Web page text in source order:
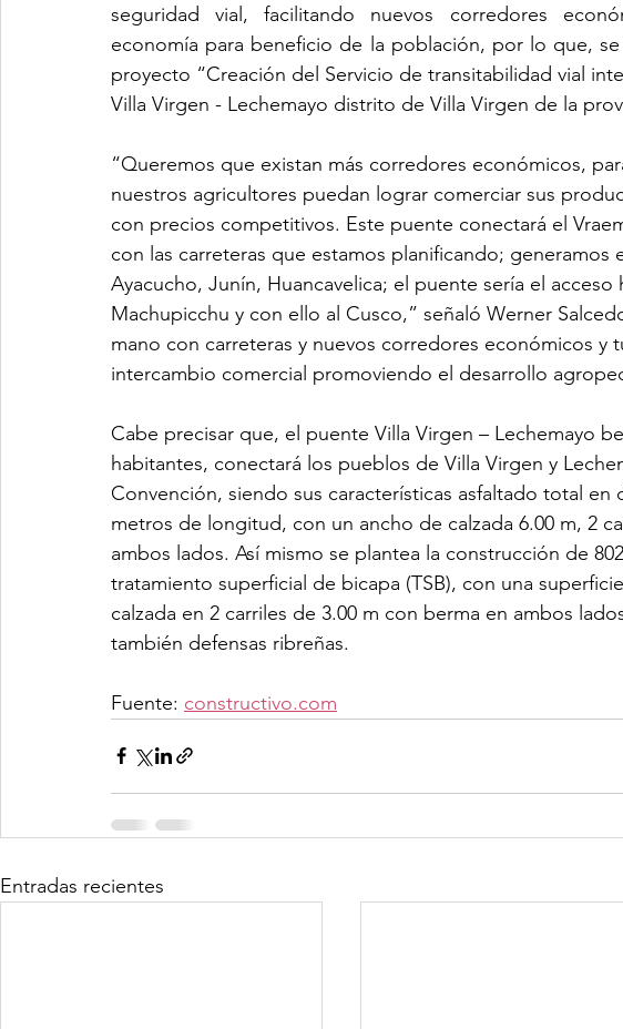
seguridad vial, facilitando nuevos corredores
economía para beneficio de la población, por lo que,
proyecto “Creación del Servicio de transitabilidad vial
Villa Virgen - Lechemayo distrito de Villa Virgen de la
“Queremos que existan más corredores económicos,
nuestros agricultores puedan lograr comerciar sus
con precios competitivos. Este puente conectará el
con las carreteras que estamos planificando; generamos
Ayacucho, Junín, Huancavelica; el puente sería el
Machupicchu y con ello al Cusco,” señaló Werner
mano con carreteras y nuevos corredores económicos y
intercambio comercial promoviendo el desarrollo
Cabe precisar que, el puente Villa Virgen – Lechemayo
habitantes, conectará los pueblos de Villa Virgen y
Convención, siendo sus características asfaltado total en
metros de longitud, con un ancho de calzada 6.00 m, 2
ambos lados. Así mismo se plantea la construcción de
tratamiento superficial de bicapa (TSB), con una
calzada en 2 carriles de 3.00 m con berma en ambos
también defensas ribreñas.
Fuente: constructivo.com
Entradas recientes